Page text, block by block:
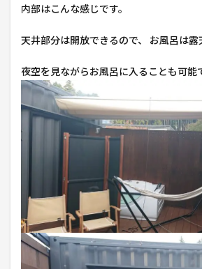
内部はこんな感じです。
天井部分は開放できるので、 お風呂は
夜空を見ながらお風呂に入ることも可能